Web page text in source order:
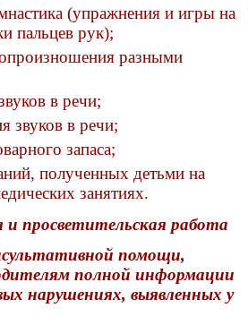
(упражнения и игры на
пальцев рук);
разными
в речи;
звуков в речи;
запаса;
полученных детьми на
занятиях.
просветительская работа
помощи,
полной информации
нарушениях, выявленных у